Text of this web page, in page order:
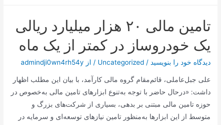
Page
SEO)
تامین مالی ۲۰ هزار میلیارد ریالی
یک خودروساز در کمتر از یک ماه
دیدگاه‌ خود را بنویسید /
Uncategorized / از admindji0wn4rh54y
علی جبل‌عاملی، قائم‌مقام گروه مالی کارآمد، با بیان این مطلب اظهار
داشت: «درحال ‌حاضر با توجه به‌تنوع ابزارهای تامین مالی به‌خصوص در
حوزه تامین مالی مبتنی بر بدهی، بسیاری از شرکت‌های بزرگ و
متوسط از این ابزارها به‌منظور تامین نیازهای توسعه‌ای و سرمایه در